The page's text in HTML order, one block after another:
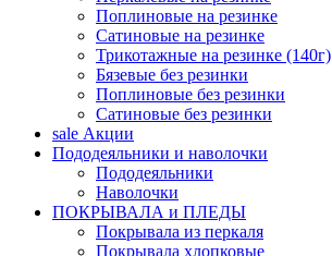
Поплиновые на резинке
Сатиновые на резинке
Трикотажные на резинке (140г)
Бязевые без резинки
Поплиновые без резинки
Сатиновые без резинки
sale Акции
Пододеяльники и наволочки
Пододеяльники
Наволочки
ПОКРЫВАЛА и ПЛЕДЫ
Покрывала из перкаля
Покрывала хлопковые